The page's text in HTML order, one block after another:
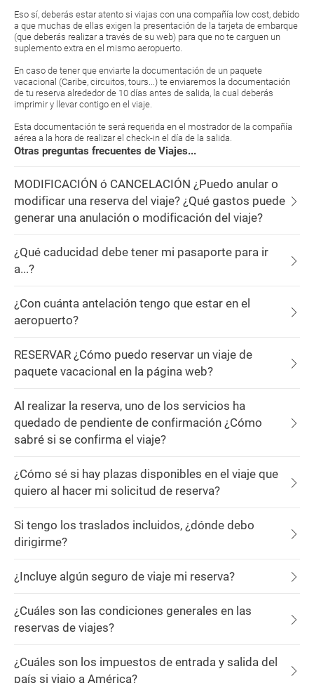
Eso sí, deberás estar atento si viajas con una compañía low cost, debido
a que muchas de ellas exigen la presentación de la tarjeta de embarque
(que deberás realizar a través de su web) para que no te carguen un
suplemento extra en el mismo aeropuerto.
En caso de tener que enviarte la documentación de un paquete
vacacional (Caribe, circuitos, tours...) te enviaremos la documentación
de tu reserva alrededor de 10 días antes de salida, la cual deberás
imprimir y llevar contigo en el viaje.
Esta documentación te será requerida en el mostrador de la compañía
aérea a la hora de realizar el check-in el día de la salida.
Otras preguntas frecuentes de Viajes...
MODIFICACIÓN ó CANCELACIÓN ¿Puedo anular o
modificar una reserva del viaje? ¿Qué gastos puede
generar una anulación o modificación del viaje?
¿Qué caducidad debe tener mi pasaporte para ir
a...?
¿Con cuánta antelación tengo que estar en el
aeropuerto?
RESERVAR ¿Cómo puedo reservar un viaje de
paquete vacacional en la página web?
Al realizar la reserva, uno de los servicios ha
quedado de pendiente de confirmación ¿Cómo
sabré si se confirma el viaje?
¿Cómo sé si hay plazas disponibles en el viaje que
quiero al hacer mi solicitud de reserva?
Si tengo los traslados incluidos, ¿dónde debo
dirigirme?
¿Incluye algún seguro de viaje mi reserva?
¿Cuáles son las condiciones generales en las
reservas de viajes?
¿Cuáles son los impuestos de entrada y salida del
país si viajo a América?